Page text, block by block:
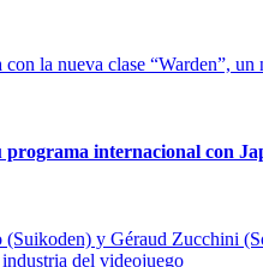
la nueva clase “Warden”,
programa internacional con
y Géraud Zucchini
del videojuego